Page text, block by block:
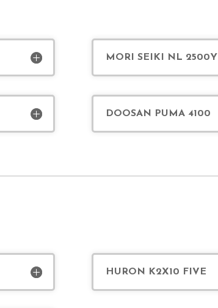
MORI SEIKI NL 2500Y
DOOSAN PUMA 4100
HURON K2X10 FIVE